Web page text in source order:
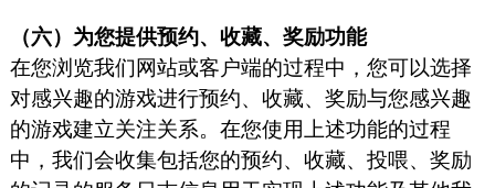
（六）为您提供预约、收藏、奖励功能
在您浏览我们网站或客户端的过程中，您可以选择
对感兴趣的游戏进行预约、收藏、奖励与您感兴趣
的游戏建立关注关系。在您使用上述功能的过程
中，我们会收集包括您的预约、收藏、投喂、奖励